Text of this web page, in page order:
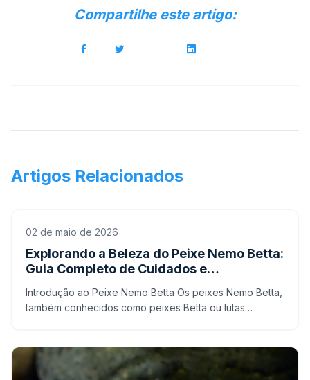
Compartilhe este artigo:
Artigos Relacionados
02 de maio de 2026
Explorando a Beleza do Peixe Nemo Betta:
Guia Completo de Cuidados e
Introdução ao Peixe Nemo Betta Os peixes Nemo Betta,
também conhecidos como peixes Betta ou lutas